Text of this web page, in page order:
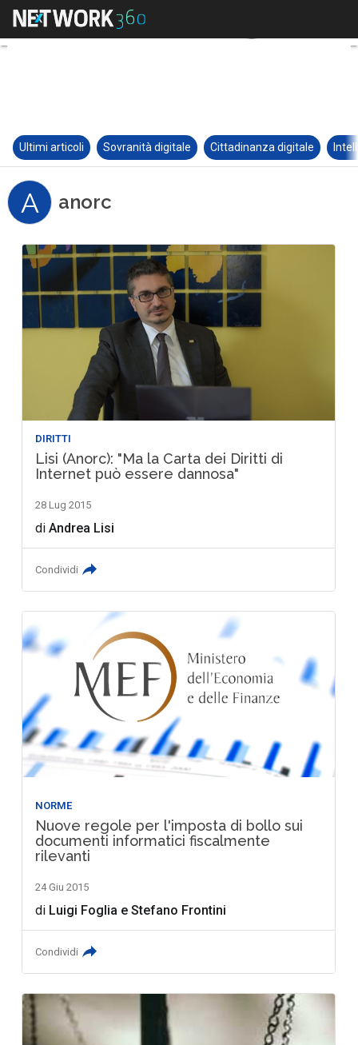
Ultimi articoli Sovranità digitale Cittadinanza digitale
A anorc
DIRITTI
Lisi (Anorc): "Ma la Carta dei Diritti di
Internet può essere dannosa"
28 Lug 2015
diAndrea Lisi
Condividi
NORME
Nuove regole per l'imposta di bollo sui
documenti informatici fiscalmente
rilevanti
24 Giu 2015
di Luigi Foglia eStefano Frontini
Condividi